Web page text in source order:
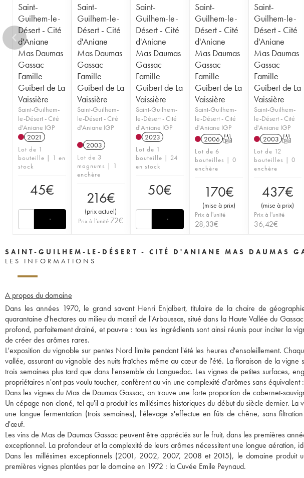
Saint-
Guilhem-le-
Désert - Cité
d'Aniane
Mas Daumas
Gassac
Famille
Guibert de La
Vaissière
Saint-Guilhem-
le-Désert - Cité
d'Aniane IGP
2021
Lot de 1
bouteille | 1 en
stock
45€
Saint-
Guilhem-le-
Désert - Cité
d'Aniane
Mas Daumas
Gassac
Famille
Guibert de La
Vaissière
Saint-Guilhem-
le-Désert - Cité
d'Aniane IGP
2003
Lot de 3
magnums | 1
enchère
216€
(prix actuel)
Prix à l'unité 72€
Saint-
Guilhem-le-
Désert - Cité
d'Aniane
Mas Daumas
Gassac
Famille
Guibert de La
Vaissière
Saint-Guilhem-
le-Désert - Cité
d'Aniane IGP
2023
Lot de 1
bouteille | 24
en stock
50€
Saint-
Guilhem-le-
Désert - Cité
d'Aniane
Mas Daumas
Gassac
Famille
Guibert de La
Vaissière
Saint-Guilhem-
le-Désert - Cité
d'Aniane IGP
2006 T
Lot de 6
bouteilles | 0
enchère
170€
(mise à prix)
Prix à l'unité
28,33€
Saint-
Guilhem-le-
Désert - Cité
d'Aniane
Mas Daumas
Gassac
Famille
Guibert de La
Vaissière
Saint-Guilhem-
le-Désert - Cité
d'Aniane IGP
2003 T
Lot de 12
bouteilles | 0
enchère
437€
(mise à prix)
Prix à l'unité
36,42€
SAINT-GUILHEM-LE-DÉSERT - CITÉ D'ANIANE MAS DAUMAS
LES INFORMATIONS
A propos du domaine
Dans les années 1970, le grand savant Henri Enjalbert, titulaire de la chaire de
quarantaine d'hectares au milieu du massif de l'Arboussas, situé dans la Haute Vallée du
profond, parfaitement drainé, et pauvre : tous les ingrédients sont ainsi réunis pour inciter la
de créer des arômes rares.
L'exposition du vignoble sur pentes Nord limite pendant l'été les heures d'ensoleillement.
vallée, assurant au vignoble des nuits fraîches même au cœur de l'été. La floraison de la
trois semaines plus tard que dans l'ensemble du Languedoc. Les vignes de petites surfaces,
propriétaires n'ont pas voulu toucher, confèrent au vin une complexité d'arômes sans
Dans les vignes du Mas de Daumas Gassac, on trouve une forte proportion de cabernet-
Un cépage non cloné, tel qu'il a produit les millésimes historiques du début du siècle dernier.
une longue fermentation (trois semaines), l'élevage s'effectue en fûts de chêne, sans
d'œuf.
Les vins de Mas de Daumas Gassac peuvent être appréciés sur le fruit, dans les premières
exceptionnel. La profondeur et la complexité de leurs arômes nécessitent une longue aération,
Dans les millésimes exceptionnels (2001, 2002, 2007, 2008 et 2015), le domaine produit
premières vignes plantées par le domaine en 1972 : la Cuvée Emile Peynaud.